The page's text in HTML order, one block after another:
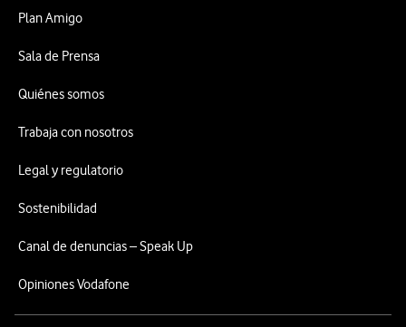
Plan Amigo
Sala de Prensa
Quiénes somos
Trabaja con nosotros
Legal y regulatorio
Sostenibilidad
Canal de denuncias – Speak Up
Opiniones Vodafone